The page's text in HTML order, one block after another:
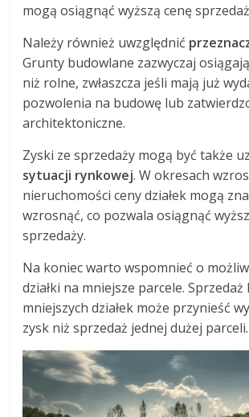
mogą osiągnąć wyższą cenę
Należy również uwzględnić
Grunty budowlane zazwyczaj
niż rolne, zwłaszcza jeśli mają już
pozwolenia na budowę lub
architektoniczne.
Zyski ze sprzedaży mogą być także
sytuacji rynkowej. W okresach
nieruchomości ceny działek mogą
wzrosnąć, co pozwala osiągnąć
sprzedaży.
Na koniec warto wspomnieć o
działki na mniejsze parcele. Sprzedaż
mniejszych działek może przynieść
zysk niż sprzedaż jednej dużej parceli.